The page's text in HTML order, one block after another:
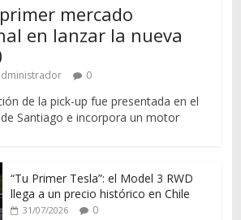
mercado
en lanzar la nueva
0
de la pick-up fue presentada en el
Santiago e incorpora un motor
“Tu Primer Tesla”: el Model 3 RWD
llega a un precio histórico en Chile
31/07/2026 0